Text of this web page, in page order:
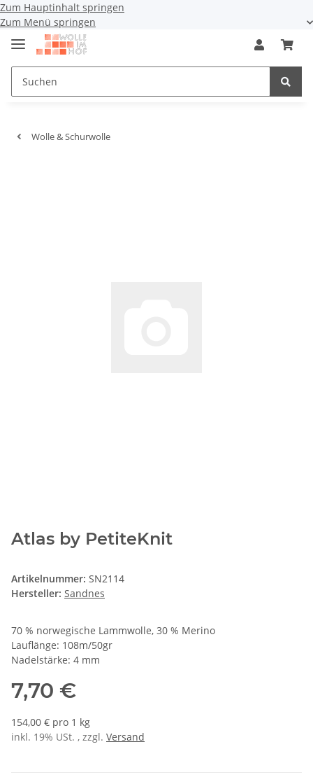
Zum Hauptinhalt springen
Zum Menü springen
Wolle & Schurwolle
Atlas by PetiteKnit
Artikelnummer: SN2114
Hersteller: Sandnes
70 % norwegische Lammwolle, 30 % Merino
Lauflänge: 108m/50gr
Nadelstärke: 4 mm
7,70 €
154,00 € pro 1 kg
inkl. 19% USt. , zzgl. Versand